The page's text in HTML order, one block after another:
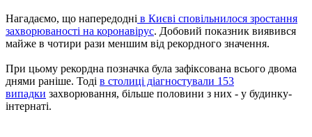
Нагадаємо, що напередодні в Києві сповільнилося зростання
захворюваності на коронавірус. Добовий показник виявився
майже в чотири рази меншим від рекордного значення.
При цьому рекордна позначка була зафіксована всього двома
днями раніше. Тоді в столиці діагностували 153
випадки захворювання, більше половини з них - у будинку-
інтернаті.